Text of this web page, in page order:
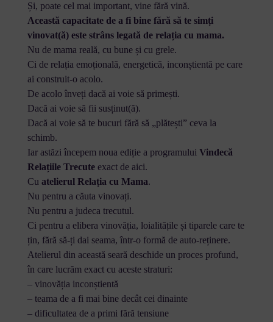
Și, poate cel mai important, vine fără vină.
Această capacitate de a fi bine fără să te simți
vinovat(ă) este strâns legată de relația cu mama.
Nu de mama reală, cu bune și cu grele.
Ci de relația emoțională, energetică, inconștientă pe care
ai construit-o acolo.
De acolo înveți dacă ai voie să primești.
Dacă ai voie să fii susținut(ă).
Dacă ai voie să te bucuri fără să „plătești” ceva la
schimb.
Iar astăzi începem noua ediție a programului Vindecă
Relațiile Trecuteexact de aici.
Cu atelierul Relația cu Mama.
Nu pentru a căuta vinovați.
Nu pentru a judeca trecutul.
Ci pentru a elibera vinovăția, loialitățile și tiparele care te
țin, fără să-ți dai seama, într-o formă de auto-reținere.
Atelierul din această seară deschide un proces profund,
în care lucrăm exact cu aceste straturi:
– vinovăția inconștientă
– teama de a fi mai bine decât cei dinainte
– dificultatea de a primi fără tensiune